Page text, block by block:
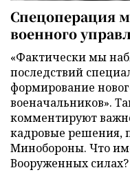
Спецоперация
военного
«Фактически мы
последствий
формирование
военачальников».
комментируют
кадровые решения,
Минобороны. Что
Вооруженных силах?